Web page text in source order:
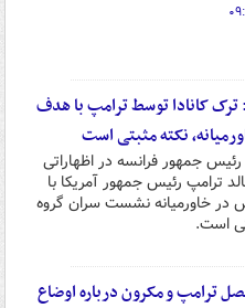
کانادا توسط ترامپ با هدف
نکته مثبتی است
رئیس جمهور فرانسه در اظهاراتی
ترامپ رئیس جمهور آمریکا با
خاورمیانه نشست سران گروه
است.
ترامپ و مکرون درباره اوضاع